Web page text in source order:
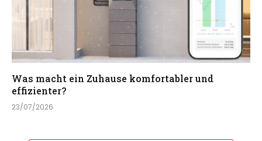
Was macht ein Zuhause komfortabler und
effizienter?
23/07/2026